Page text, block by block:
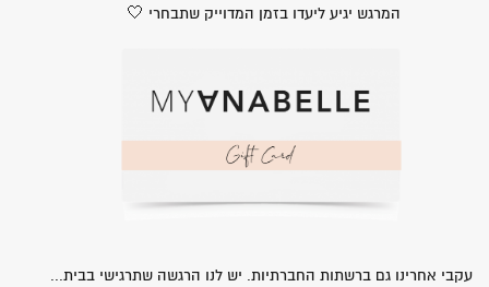
המרגש יגיע ליעדו בזמן המדוייק שתבחרי 🤍
עקבי אחרינו גם ברשתות החברתיות. יש לנו הרגשה שתרגישי בבית...